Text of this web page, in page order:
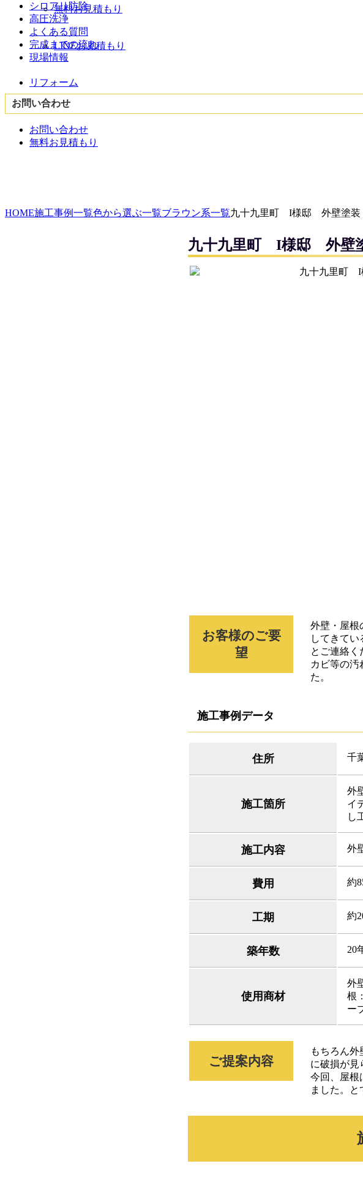
無料お見積もり
LINEお見積もり
リフォーム
シロアリ防除
高圧洗浄
よくある質問
完成までの流れ
現場情報
お問い合わせ
お問い合わせ
無料お見積もり
HOME施工事例一覧色から選ぶ一覧ブラウン系一覧九十九里町 I様邸 外壁塗
九十九里町 I様邸 外
お客様のご要
望
外壁・屋根
してきてい
とご連絡く
カビ等の汚
た。
施工事例データ
住所 千
施工箇所
外
イ
し
施工内容 外
費用 約
工期 約
築年数 20
使用商材
外
根
ー
ご提案内容
もちろん
に破損が見
今回、屋根
ました。と